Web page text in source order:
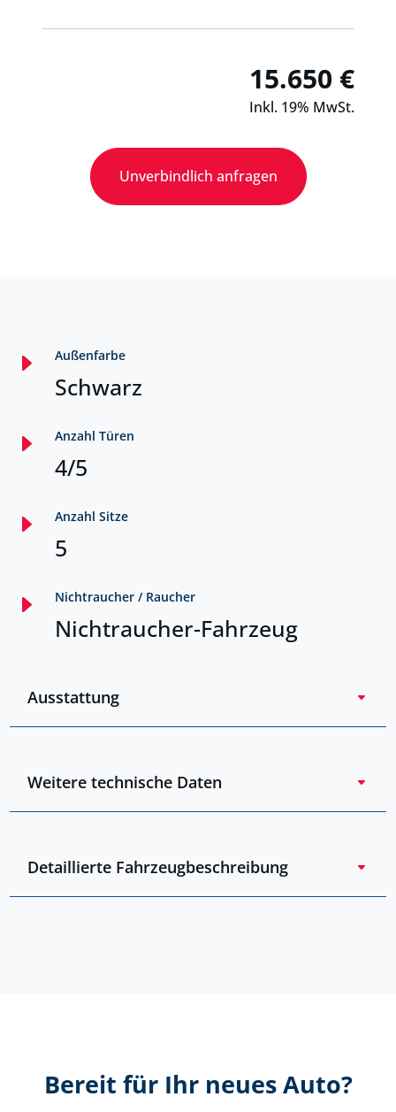
15.650 €
Inkl. 19% MwSt.
Unverbindlich anfragen
E Außenfarbe
Schwarz
E Anzahl Türen
4/5
E Anzahl Sitze
5
E Nichtraucher / Raucher
Nichtraucher-Fahrzeug
Ausstattung
Weitere technische Daten
Detaillierte Fahrzeugbeschreibung
Bereit für Ihr neues Auto?